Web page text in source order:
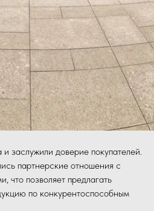
заслужили доверие покупателей.
партнерские отношения с
что позволяет предлагать
по конкурентоспособным